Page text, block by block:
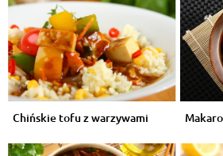
Chińskie tofu z warzywami